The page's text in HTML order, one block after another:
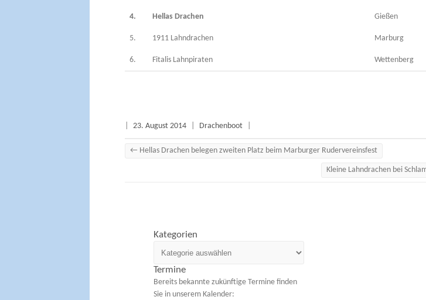
4. Hellas Drachen Gießen
5. 1911 Lahndrachen Marburg
6. Fitalis Lahnpiraten Wettenberg
23. August 2014 Drachenboot
← Hellas Drachen belegen zweiten Platz beim Marburger Rudervereinsfest
Kleine Lahndrachen bei
Kategorien
Termine
Bereits bekannte zukünftige Termine finden
Sie in unserem Kalender: